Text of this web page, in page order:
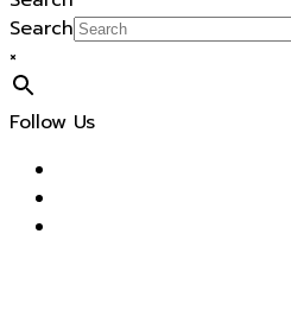
Search
×
Follow Us